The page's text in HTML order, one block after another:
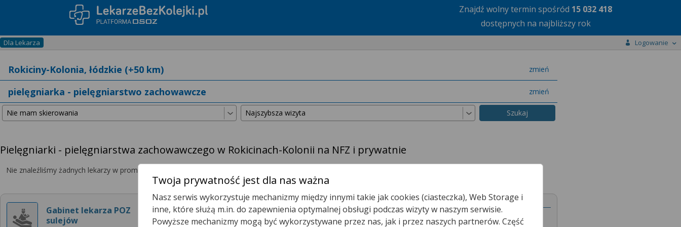
Znajdź wolny termin spośród 15 032 418
dostępnych na najbliższy rok
Dla Lekarza Logowanie
zmień
miasto
zmień
specjalizację
Pielęgniarki - pielęgniarstwa zachowawczego w Rokicinach-Kolonii na NFZ i prywatnie
Nie znaleźliśmy żadnych lekarzy w promieniu
Gabinet lekarza POZ
sulejów
Poradnia (gabinet) Lekarza POZ
Twoja prywatność jest dla nas ważna
Nasz serwis wykorzystuje mechanizmy między innymi takie jak cookies (ciasteczka), Web Storage i
inne, które służą m.in. do zapewnienia optymalnej obsługi podczas wizyty w naszym serwisie.
Powyższe mechanizmy mogą być wykorzystywane przez nas, jak i przez naszych partnerów. Część